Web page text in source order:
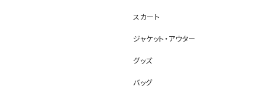
スカート
ジャケット・アウター
グッズ
バッグ